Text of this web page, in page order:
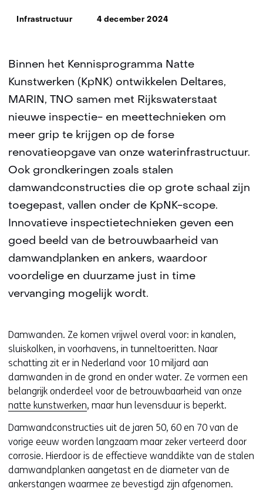
Thema:
Infrastructuur 4 december 2024
Binnen het Kennisprogramma Natte
Kunstwerken (KpNK) ontwikkelen Deltares,
MARIN, TNO samen met Rijkswaterstaat
nieuwe inspectie- en meettechnieken om
meer grip te krijgen op de forse
renovatieopgave van onze waterinfrastructuur.
Ook grondkeringen zoals stalen
damwandconstructies die op grote schaal zijn
toegepast, vallen onder de KpNK-scope.
Innovatieve inspectietechnieken geven een
goed beeld van de betrouwbaarheid van
damwandplanken en ankers, waardoor
voordelige en duurzame just in time
vervanging mogelijk wordt.
Damwanden. Ze komen vrijwel overal voor: in kanalen,
sluiskolken, in voorhavens, in tunneltoeritten. Naar
schatting zit er in Nederland voor 10 miljard aan
damwanden in de grond en onder water. Ze vormen een
belangrijk onderdeel voor de betrouwbaarheid van onze
natte kunstwerken, maar hun levensduur is beperkt.
Damwandconstructies uit de jaren 50, 60 en 70 van de
vorige eeuw worden langzaam maar zeker verteerd door
corrosie. Hierdoor is de effectieve wanddikte van de stalen
damwandplanken aangetast en de diameter van de
ankerstangen waarmee ze bevestigd zijn afgenomen.